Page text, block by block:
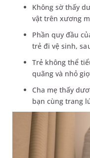
Không sờ thấy
vật trên xương
Phần quy đầu
trẻ đi vệ sinh,
Trẻ không thể
quãng và nhỏ
Cha mẹ thấy
bạn cùng trang